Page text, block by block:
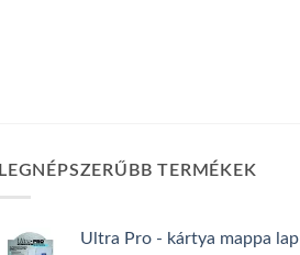
LEGNÉPSZERŰBB TERMÉKEK
Ultra Pro - kártya mappa lap